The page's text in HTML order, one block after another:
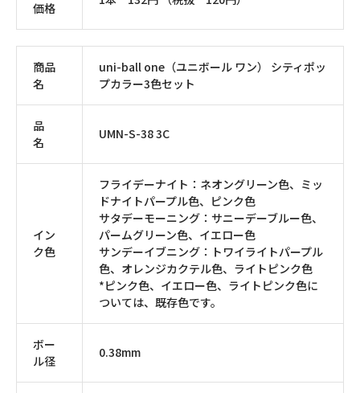
価格
商品
名
uni-ball one（ユニボール ワン） シティポッ
プカラー3色セット
品
名
UMN-S-38 3C
イン
ク色
フライデーナイト：ネオングリーン色、ミッ
ドナイトパープル色、ピンク色
サタデーモーニング：サニーデーブルー色、
パームグリーン色、イエロー色
サンデーイブニング：トワイライトパープル
色、オレンジカクテル色、ライトピンク色
*ピンク色、イエロー色、ライトピンク色に
ついては、既存色です。
ボー
ル径
0.38mm